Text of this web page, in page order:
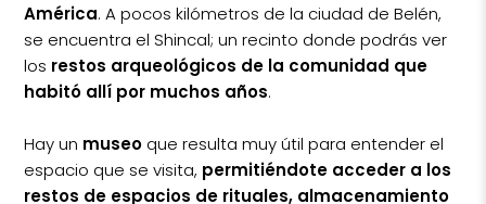
América. A pocos kilómetros de la ciudad de Belén,
se encuentra el Shincal; un recinto donde podrás ver
los restos arqueológicos de la comunidad que
habitó allí por muchos años.
Hay un museo que resulta muy útil para entender el
espacio que se visita, permitiéndote acceder a los
restos de espacios de rituales, almacenamiento